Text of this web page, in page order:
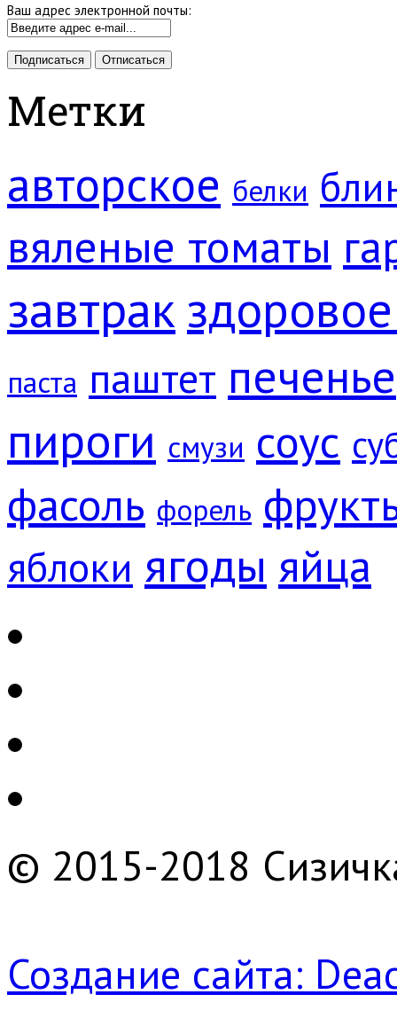
Ваш адрес электронной почты:
Метки
авторское белки
вяленые томаты
завтрак
паста паштет печенье
пироги смузи соус
фасоль форель
яблоки ягоды яйца
© 2015-2018
Создание сайта: